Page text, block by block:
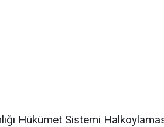
Hükümet Sistemi